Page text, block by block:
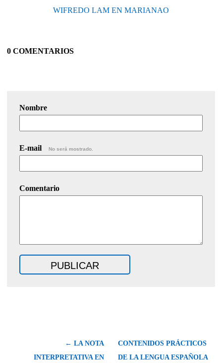
WIFREDO LAM EN MARIANAO
0 COMENTARIOS
Nombre
E-mail No será mostrado.
Comentario
← LA NOTA
INTERPRETATIVA EN
CONTENIDOS PRÁCTICOS
DE LA LENGUA ESPAÑOLA